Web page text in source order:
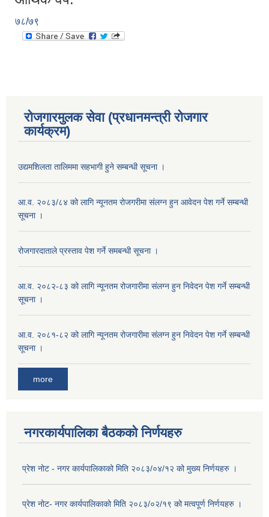
७८/७९
रोजगारमुलक सेवा (प्रधानमन्त्री रोजगार
कार्यक्रम)
उद्यमशिलता तालिममा सहभागी हुने सम्बन्धी सूचना ।
आ.व. २०८३/८४ को लागि न्यूनतम रोजगरीमा संलग्न हुन आवेदन पेश गर्ने सम्बन्धी
सूचना ।
रोजगारदाताले प्रस्ताव पेश गर्ने समबन्धी सूचना ।
आ.व. २०८२-८३ को लागि न्यूनतम रोजगारीमा संलग्न हुन निवेदन पेश गर्ने सम्बन्धी
सूचना ।
आ.व. २०८१-८२ को लागि न्यूनतम रोजगारीमा संलग्न हुन निवेदन पेश गर्ने सम्बन्धी
सूचना ।
more
नगरकार्यपालिका बैठकको निर्णयहरु
प्रेश नोट - नगर कार्यपालिकाको मिति २०८३/०४/१२ को मुख्य निर्णयहरु ।
प्रेश नोट- नगर कार्यपालिकाको मिति २०८३/०२/१९ को मत्वपूर्ण निर्णयहरु ।